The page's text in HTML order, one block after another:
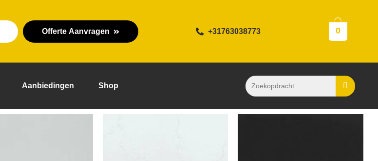
Offerte Aanvragen +31763038773 0
Aanbiedingen Shop